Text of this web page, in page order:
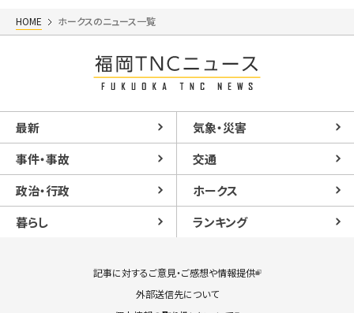
HOME ホークスのニュース一覧
最新
気象・災害
事件・事故
交通
政治・行政
ホークス
暮らし
ランキング
記事に対するご意見・ご感想や情報提供
外部送信先について